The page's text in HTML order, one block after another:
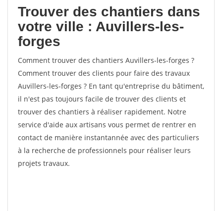
Trouver des chantiers dans
votre ville : Auvillers-les-
forges
Comment trouver des chantiers Auvillers-les-forges ?
Comment trouver des clients pour faire des travaux
Auvillers-les-forges ? En tant qu'entreprise du bâtiment,
il n'est pas toujours facile de trouver des clients et
trouver des chantiers à réaliser rapidement. Notre
service d'aide aux artisans vous permet de rentrer en
contact de manière instantannée avec des particuliers
à la recherche de professionnels pour réaliser leurs
projets travaux.